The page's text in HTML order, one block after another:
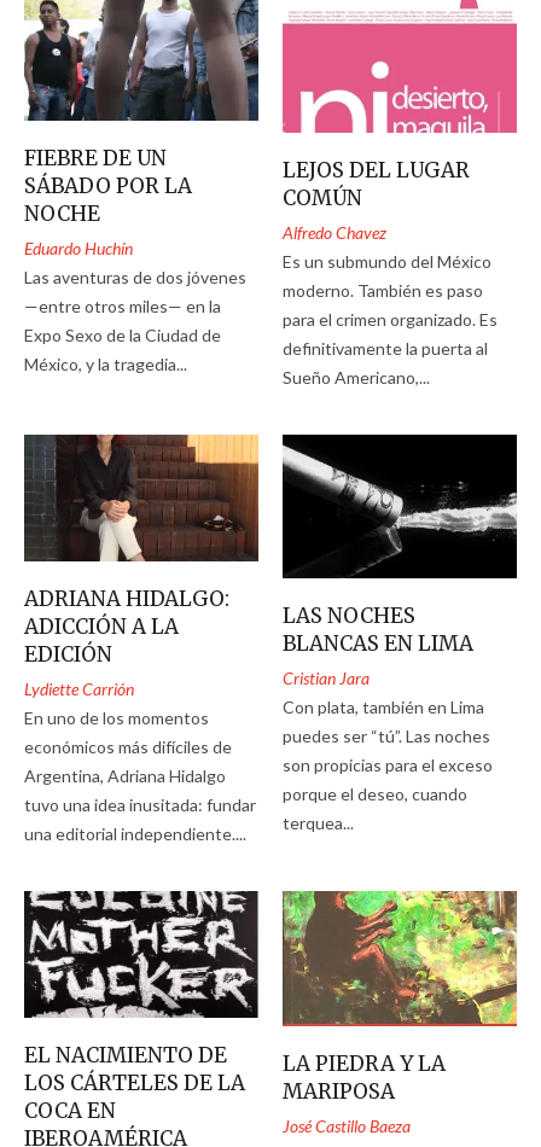
FIEBRE DE UN
SÁBADO POR LA
NOCHE
Eduardo Huchín
Las aventuras de dos jóvenes
—entre otros miles— en la
Expo Sexo de la Ciudad de
México, y la tragedia...
LEJOS DEL LUGAR
COMÚN
Alfredo Chavez
Es un submundo del México
moderno. También es paso
para el crimen organizado. Es
definitivamente la puerta al
Sueño Americano,...
ADRIANA HIDALGO:
ADICCIÓN A LA
EDICIÓN
Lydiette Carrión
En uno de los momentos
económicos más difíciles de
Argentina, Adriana Hidalgo
tuvo una idea inusitada: fundar
una editorial independiente....
LAS NOCHES
BLANCAS EN LIMA
Cristian Jara
Con plata, también en Lima
puedes ser “tú”. Las noches
son propicias para el exceso
porque el deseo, cuando
terquea...
EL NACIMIENTO DE
LOS CÁRTELES DE LA
COCA EN
IBEROAMÉRICA
LA PIEDRA Y LA
MARIPOSA
José Castillo Baeza